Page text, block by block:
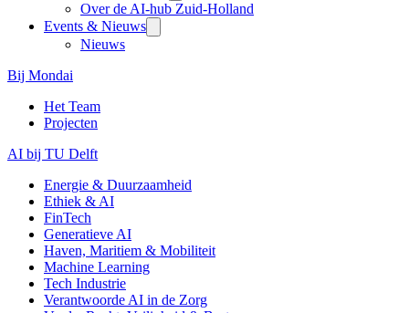
Over de AI-hub Zuid-Holland
Events & Nieuws
Nieuws
Bij Mondai
Het Team
Projecten
AI bij TU Delft
Energie & Duurzaamheid
Ethiek & AI
FinTech
Generatieve AI
Haven, Maritiem & Mobiliteit
Machine Learning
Tech Industrie
Verantwoorde AI in de Zorg